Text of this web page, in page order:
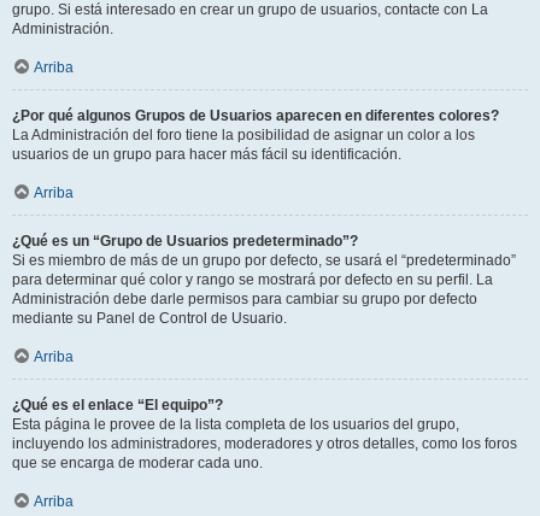
grupo. Si está interesado en crear un grupo de usuarios, contacte con La
Administración.
Arriba
¿Por qué algunos Grupos de Usuarios aparecen en diferentes colores?
La Administración del foro tiene la posibilidad de asignar un color a los
usuarios de un grupo para hacer más fácil su identificación.
Arriba
¿Qué es un “Grupo de Usuarios predeterminado”?
Si es miembro de más de un grupo por defecto, se usará el “predeterminado”
para determinar qué color y rango se mostrará por defecto en su perfil. La
Administración debe darle permisos para cambiar su grupo por defecto
mediante su Panel de Control de Usuario.
Arriba
¿Qué es el enlace “El equipo”?
Esta página le provee de la lista completa de los usuarios del grupo,
incluyendo los administradores, moderadores y otros detalles, como los foros
que se encarga de moderar cada uno.
Arriba